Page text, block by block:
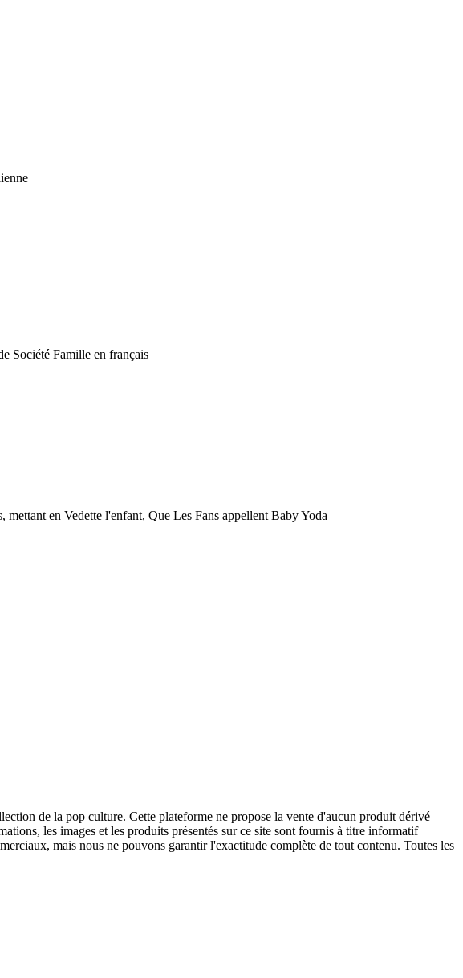
Société Famille en français
en Vedette l'enfant, Que Les Fans appellent Baby Yoda
de la pop culture. Cette plateforme ne propose la vente d'aucun produit dérivé
les images et les produits présentés sur ce site sont fournis à titre informatif
mais nous ne pouvons garantir l'exactitude complète de tout contenu. Toutes les